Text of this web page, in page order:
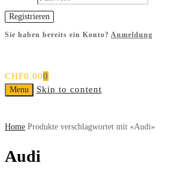
Sie haben bereits ein Konto? Anmeldung
CHF0.000
Menu Skip to content
Home Produkte verschlagwortet mit «Audi»
Audi